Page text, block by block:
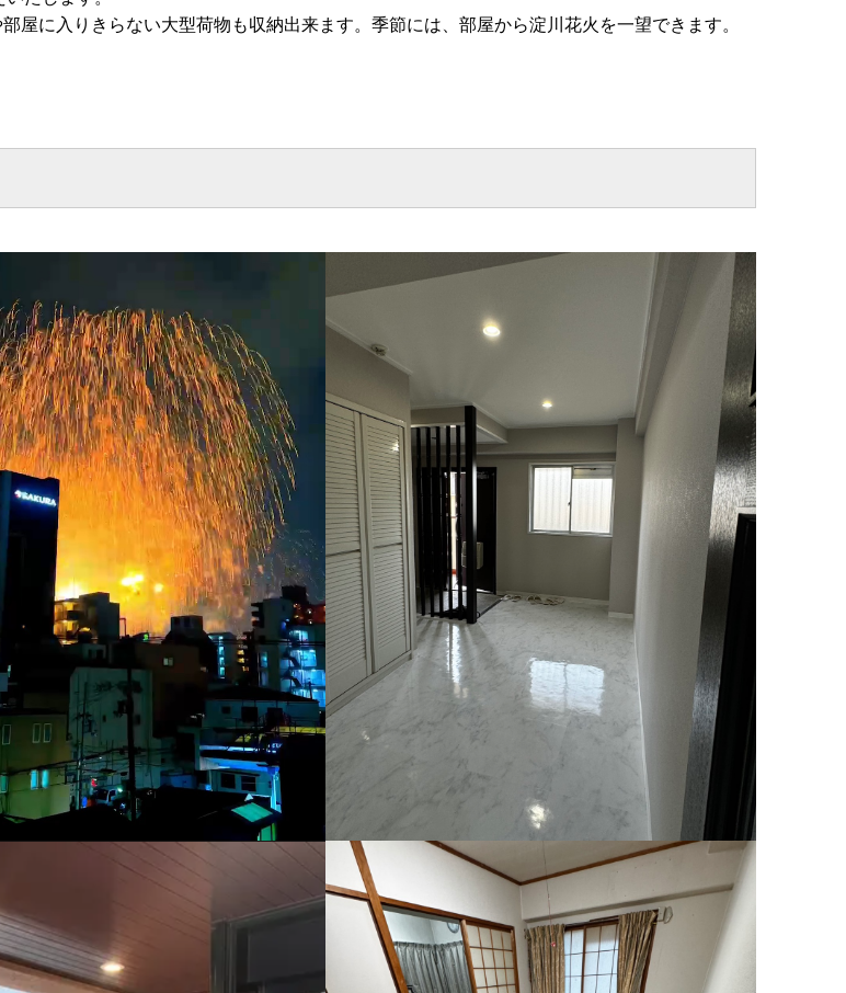
屋に入りきらない大型荷物も収納出来ます。季節には、部屋から淀川花火を一望できます。